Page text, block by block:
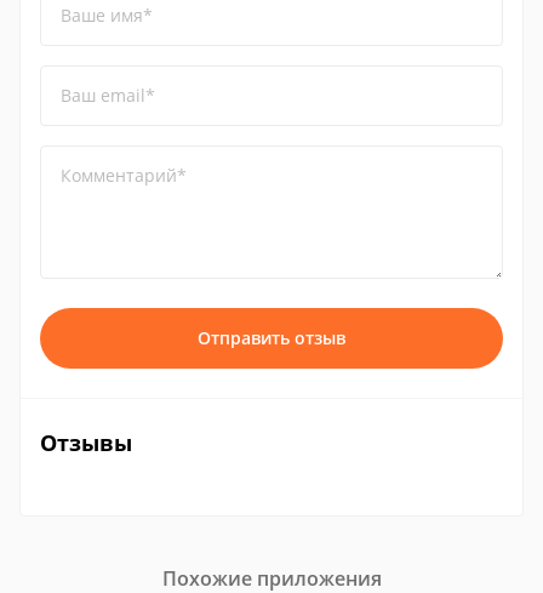
Ваше имя*
Ваш email*
Комментарий*
Отправить отзыв
Отзывы
Похожие приложения